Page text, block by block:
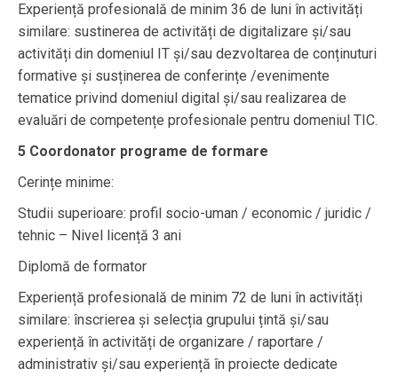
Experiență profesională de minim 36 de luni în activități
similare: sustinerea de activități de digitalizare și/sau
activități din domeniul IT și/sau dezvoltarea de conținuturi
formative și susținerea de conferințe /evenimente
tematice privind domeniul digital și/sau realizarea de
evaluări de competențe profesionale pentru domeniul TIC.
5 Coordonator programe de formare
Cerințe minime:
Studii superioare: profil socio-uman / economic / juridic /
tehnic – Nivel licență 3 ani
Diplomă de formator
Experiență profesională de minim 72 de luni în activități
similare: înscrierea și selecția grupului țintă și/sau
experiență în activități de organizare / raportare /
administrativ și/sau experiență în proiecte dedicate